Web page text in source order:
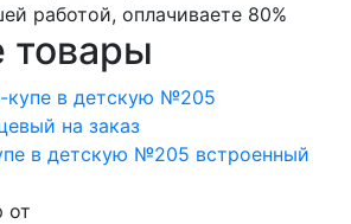
работой, оплачиваете 80%
товары
в детскую №205 встроенный
от